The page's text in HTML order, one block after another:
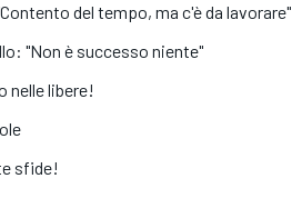
del tempo, ma c'è da lavorare"
"Non è successo niente"
nelle libere!
sfide!